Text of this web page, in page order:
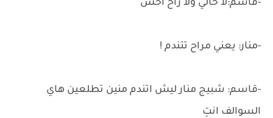
-قاسم:لا خالي ولا راح احس
-منار: يعني مراح تتندم !
-قاسم: شبيج منار ليش اتندم منين تطلعين هاي
السوالف انتِ